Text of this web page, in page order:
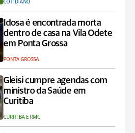
COTIDIANO
Idosa é encontrada morta
dentro de casa na Vila Odete
em Ponta Grossa
PONTA GROSSA
Gleisi cumpre agendas com
ministro da Saúde em
Curitiba
CURITIBA E RMC